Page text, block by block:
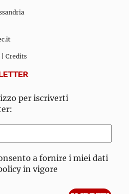
Credits
per iscriverti
a fornire i miei dati
in vigore